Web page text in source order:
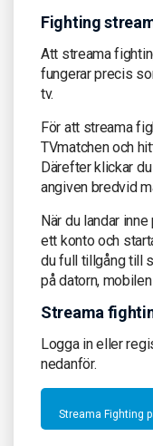
Fighting
Att streama
fungerar precis
tv.
För att streama
TVmatchen och
Därefter klickar
angiven bredvid
När du landar
ett konto och
du full tillgång till
på datorn,
Streama
Logga in eller
nedanför.
Streama Fighting